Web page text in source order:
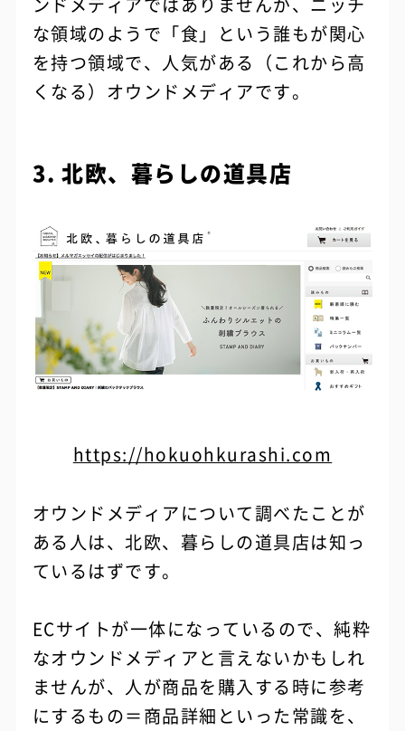
な領域のようで「食」という誰もが関心
を持つ領域で、人気がある（これから高
くなる）オウンドメディアです。
3. 北欧、暮らしの道具店
https://hokuohkurashi.com
オウンドメディアについて調べたことが
ある人は、北欧、暮らしの道具店は知っ
ているはずです。
ECサイトが一体になっているので、純粋
なオウンドメディアと言えないかもしれ
ませんが、人が商品を購入する時に参考
にするもの＝商品詳細といった常識を、